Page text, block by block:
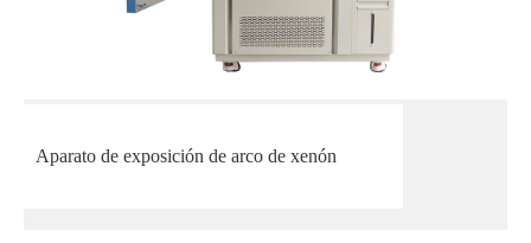
Aparato de exposición de arco de xenón